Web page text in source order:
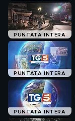
PUNTATA INTERA
PUNTATA INTERA
PUNTATA INTERA